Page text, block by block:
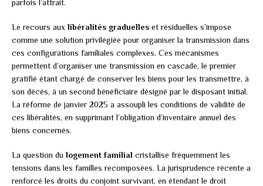
parfois l’attrait.
Le recours aux libéralités graduelles et résiduelles s’impose
comme une solution privilégiée pour organiser la transmission dans
ces configurations familiales complexes. Ces mécanismes
permettent d’organiser une transmission en cascade, le premier
gratifié étant chargé de conserver les biens pour les transmettre, à
son décès, à un second bénéficiaire désigné par le disposant initial.
La réforme de janvier 2025 a assoupli les conditions de validité de
ces libéralités, en supprimant l’obligation d’inventaire annuel des
biens concernés.
La question du logement familial cristallise fréquemment les
tensions dans les familles recomposées. La jurisprudence récente a
renforcé les droits du conjoint survivant, en étendant le droit